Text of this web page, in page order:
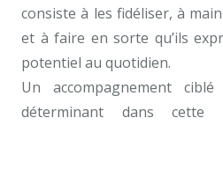
consiste à les fidéliser, à
et à faire en sorte qu’ils
potentiel au quotidien.
Un accompagnement
déterminant dans cette